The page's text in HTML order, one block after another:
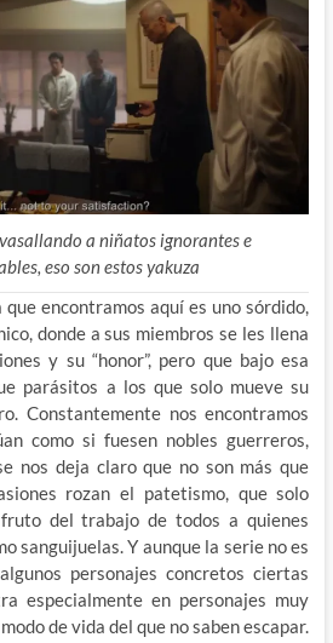
a niñatos ignorantes e
eso son estos yakuza
que encontramos aquí es uno sórdido,
donde a sus miembros se les llena
y su “honor”, pero que bajo esa
parásitos a los que solo mueve su
Constantemente nos encontramos
como si fuesen nobles guerreros,
nos deja claro que no son más que
rozan el patetismo, que solo
del trabajo de todos a quienes
sanguijuelas. Y aunque la serie no es
personajes concretos ciertas
especialmente en personajes muy
de vida del que no saben escapar.